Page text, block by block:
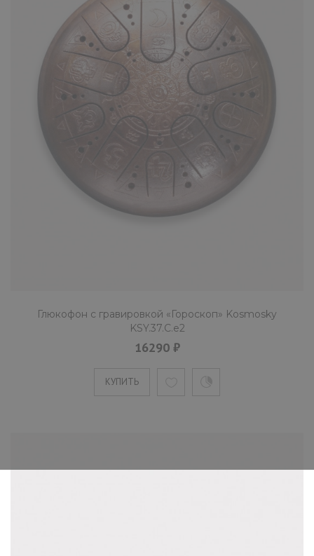
Глюкофон c гравировкой «Гороскоп» Kosmosky
KSY.37.C.e2
16290 ₽
КУПИТЬ